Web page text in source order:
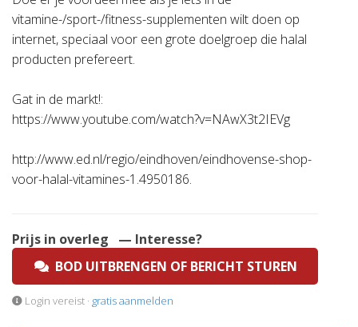
vitamine-/sport-/fitness-supplementen wilt doen op
internet, speciaal voor een grote doelgroep die halal
producten prefereert.
Gat in de markt!:
https://www.youtube.com/watch?v=NAwX3t2IEVg
http://www.ed.nl/regio/eindhoven/eindhovense-shop-
voor-halal-vitamines-1.4950186.
Prijs in overleg
— Interesse?
BOD UITBRENGEN OF BERICHT STUREN
Login vereist · gratis aanmelden